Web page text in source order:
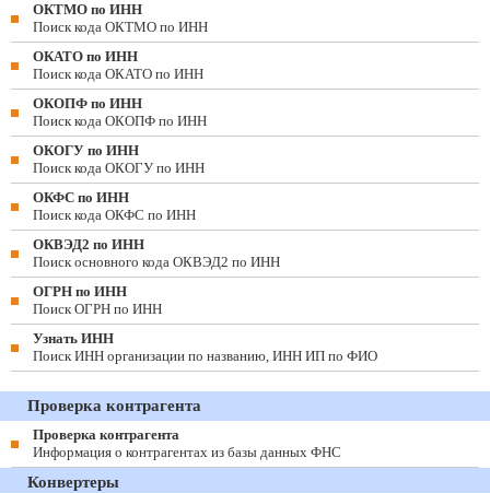
ОКТМО по ИНН
Поиск кода ОКТМО по ИНН
ОКАТО по ИНН
Поиск кода ОКАТО по ИНН
ОКОПФ по ИНН
Поиск кода ОКОПФ по ИНН
ОКОГУ по ИНН
Поиск кода ОКОГУ по ИНН
ОКФС по ИНН
Поиск кода ОКФС по ИНН
ОКВЭД2 по ИНН
Поиск основного кода ОКВЭД2 по ИНН
ОГРН по ИНН
Поиск ОГРН по ИНН
Узнать ИНН
Поиск ИНН организации по названию, ИНН ИП по ФИО
Проверка контрагента
Проверка контрагента
Информация о контрагентах из базы данных ФНС
Конвертеры